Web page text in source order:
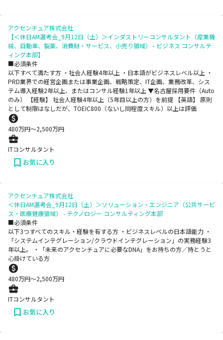
アクセンチュア株式会社
【＜休日AM選考会_9月12日（土）＞インダストリーコンサルタント（産業機
械、自動車、製薬、消費財・サービス、小売り領域） - ビジネス コンサルテ
ィング本部】
■必須条件
以下すべて満たす方 ・社会人経験4年以上 ・日本語がビジネスレベル以上 ・
PRD業界での経営企画または事業企画、戦略策定、IT企画、業務改革、シス
テム導入経験2年以上、またはコンサル経験1年以上 ▼名古屋採用要件（Auto
のみ） 【経験】 社会人経験4年以上（5年目以上の方）を前提 【英語】 原則
として制限はなしだが、TOEIC800（ないし同程度スキル）以上は評価
480万円〜2,500万円
ITコンサルタント
お気に入り
アクセンチュア株式会社
＜休日AM選考会_9月12日（土）＞ソリューション・エンジニア（公共サービ
ス・医療健康領域） - テクノロジー コンサルティング本部
■必須条件
以下3つすべてのスキル・経験を有する方 ・ビジネスレベルの日本語能力 ・
「システムインテグレーション/クラウドインテグレーション」の実務経験3
年以上。 ・「未来のアクセンチュアに必要なDNA」をお持ちの方／持とうと
心掛けている方
480万円〜2,500万円
ITコンサルタント
お気に入り